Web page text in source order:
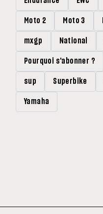
Moto 2 Moto 3
mxgp National
Pourquoi s'abonner ?
sup Superbike
Yamaha